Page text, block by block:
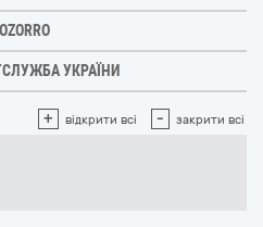
УКРАЇНИ
+ відкрити всі - закрити всі